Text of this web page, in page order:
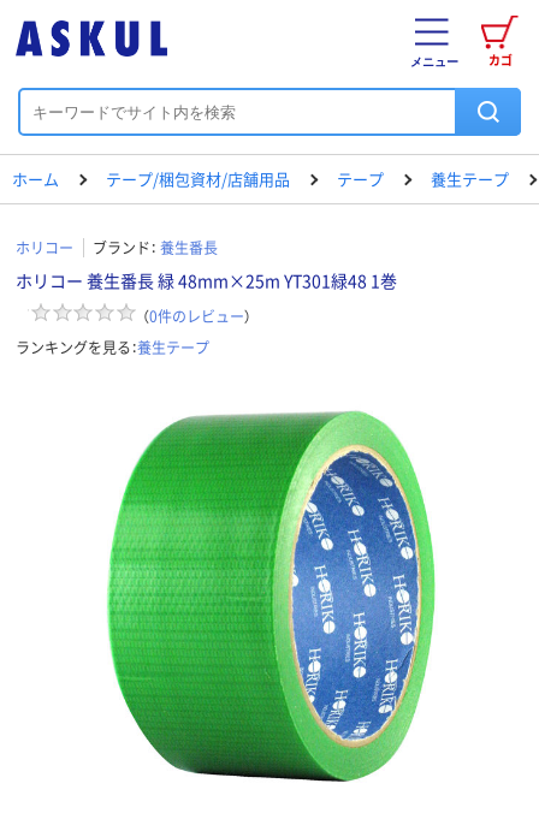
カゴ
メニュー
ホーム テープ/梱包資材/店舗用品 テープ 養生テープ
ホリコー ブランド： 養生番長
ホリコー 養生番長 緑 48mm×25m YT301緑48 1巻
（0件のレビュー）
ランキングを見る：養生テープ